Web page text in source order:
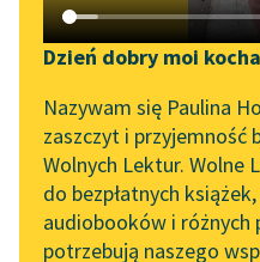
Katalog DAISY
Podkasty o książkach
Aktualności
„Prokurator Alicja Horn”
do słuchania
Byliśmy częścią AI Impact
Dzień dobry moi
Nazywam się Paulina
zaszczyt i przyjemność
Wolnych Lektur. Wolne
do bezpłatnych
audiobooków i różnych
potrzebują naszego